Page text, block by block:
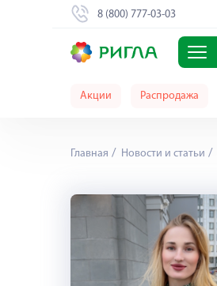
8 (800) 777-03-03
Акции Распродажа
Главная Новости и статьи